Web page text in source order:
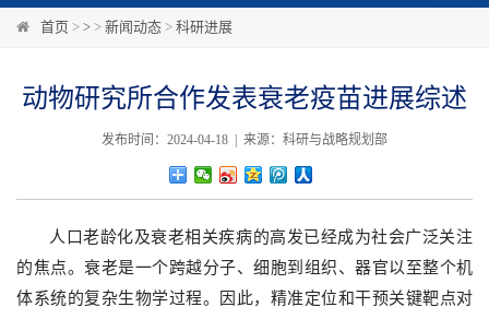
首页 > > > 新闻动态 > 科研进展
动物研究所合作发表衰老疫苗进展综述
发布时间：2024-04-18 | 来源：科研与战略规划部
人口老龄化及衰老相关疾病的高发已经成为社会广泛关注
的焦点。衰老是一个跨越分子、细胞到组织、器官以至整个机
体系统的复杂生物学过程。因此，精准定位和干预关键靶点对